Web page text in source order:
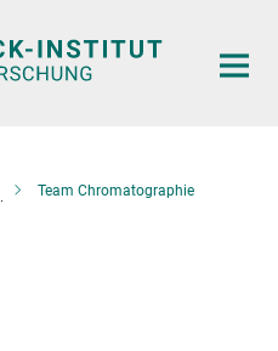
Team Chromatographie